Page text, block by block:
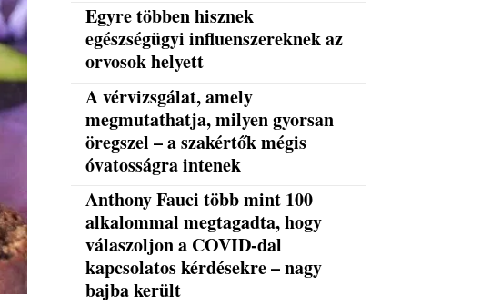
Egyre többen hisznek
egészségügyi influenszereknek az
orvosok helyett
A vérvizsgálat, amely
megmutathatja, milyen gyorsan
öregszel – a szakértők mégis
óvatosságra intenek
Anthony Fauci több mint 100
alkalommal megtagadta, hogy
válaszoljon a COVID-dal
kapcsolatos kérdésekre – nagy
bajba került